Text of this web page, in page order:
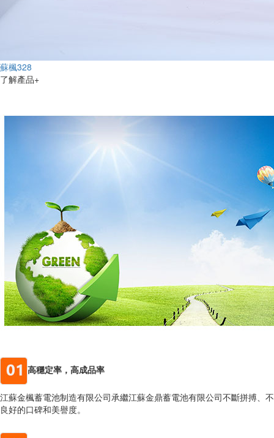
蘇楓328
了解產品+
高穩定率，高成品率
江蘇金楓蓄電池制造有限公司承繼江蘇金鼎蓄電池有限公司不斷拼搏、
良好的口碑和美譽度。